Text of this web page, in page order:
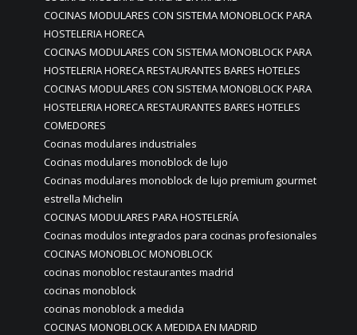
COCINAS MODULARES CON SISTEMA MONOBLOCK PARA
HOSTELERIA HORECA
COCINAS MODULARES CON SISTEMA MONOBLOCK PARA
HOSTELERIA HORECA RESTAURANTES BARES HOTELES
COCINAS MODULARES CON SISTEMA MONOBLOCK PARA
HOSTELERIA HORECA RESTAURANTES BARES HOTELES
COMEDORES
Cocinas modulares industriales
Cocinas modulares monoblock de lujo
Cocinas modulares monoblock de lujo premium gourmet
estrella Michelin
COCINAS MODULARES PARA HOSTELERÍA
Cocinas modulos integrados para cocinas profesionales
COCINAS MONOBLOC MONOBLOCK
cocinas monobloc restaurantes madrid
cocinas monoblock
cocinas monoblock a medida
COCINAS MONOBLOCK A MEDIDA EN MADRID